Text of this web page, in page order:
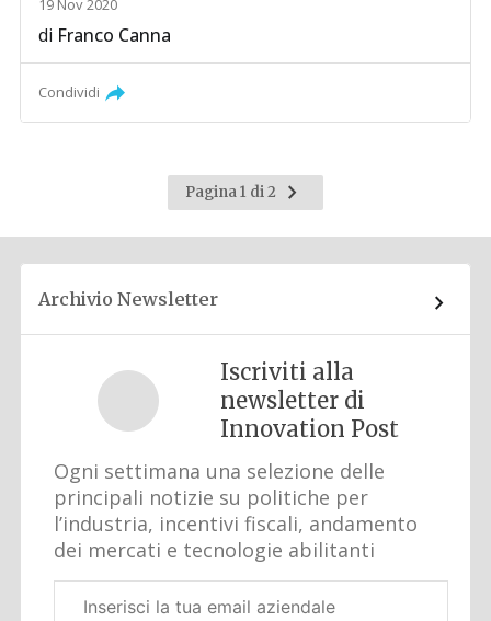
19 Nov 2020
di Franco Canna
Condividi
Pagina 1 di 2
Pagina
successiva
Archivio Newsletter
Iscriviti alla
newsletter di
Innovation Post
Ogni settimana una selezione delle
principali notizie su politiche per
l’industria, incentivi fiscali, andamento
dei mercati e tecnologie abilitanti